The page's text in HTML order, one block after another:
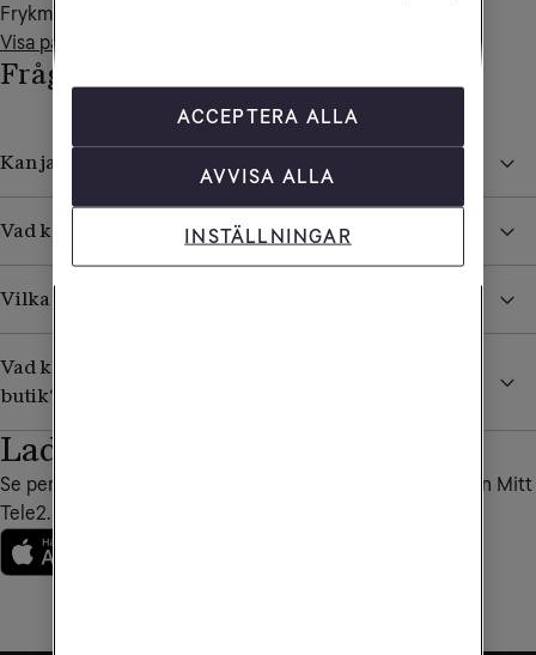
Visa på kartan
Frågor och svar
Kan jag ringa till en specifik Tele2-butik?
Vad kan jag få hjälp med i en Tele2-butik?
Vilka är Tele2s återförsäljare?
Vad kan jag som företagare få hjälp med i en Tele2-
butik?
Ladda ner vår app
Se personliga erbjudanden, fakturor och annat bra i appen Mitt
Tele2.
ACCEPTERA ALLA
AVVISA ALLA
INSTÄLLNINGAR